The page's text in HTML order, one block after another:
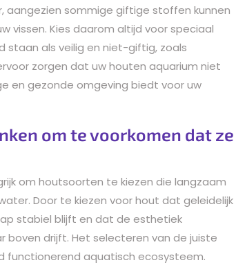
aangezien sommige giftige stoffen kunnen
vissen. Kies daarom altijd voor speciaal
als veilig en niet-giftig, zoals
zorgen dat uw houten aquarium niet
en gezonde omgeving biedt voor uw
om te voorkomen dat ze
om houtsoorten te kiezen die langzaam
Door te kiezen voor hout dat geleidelijk
stabiel blijft en dat de esthetiek
drijft. Het selecteren van de juiste
functionerend aquatisch ecosysteem.